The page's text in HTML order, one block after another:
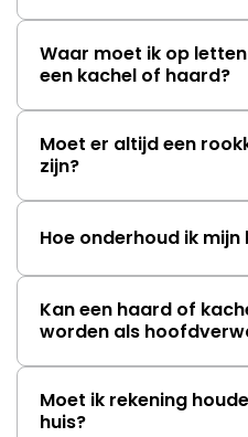
Waar moet ik op
een kachel of haard?
Moet er altijd een
zijn?
Hoe onderhoud ik
Kan een haard of
worden als
Moet ik rekening
huis?